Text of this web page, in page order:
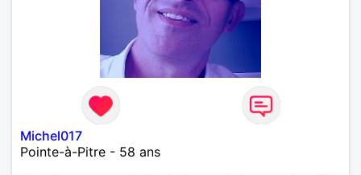
Michel017
Pointe-à-Pitre - 58 ans